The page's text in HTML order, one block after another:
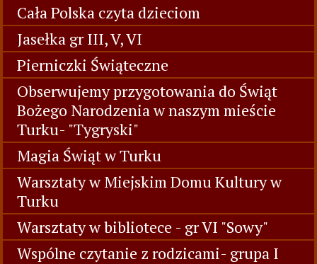
Cała Polska czyta dzieciom
Jasełka gr III, V, VI
Pierniczki Świąteczne
Obserwujemy przygotowania do Świąt
Bożego Narodzenia w naszym mieście
Turku- "Tygryski"
Magia Świąt w Turku
Warsztaty w Miejskim Domu Kultury w
Turku
Warsztaty w bibliotece - gr VI "Sowy"
Wspólne czytanie z rodzicami- grupa I